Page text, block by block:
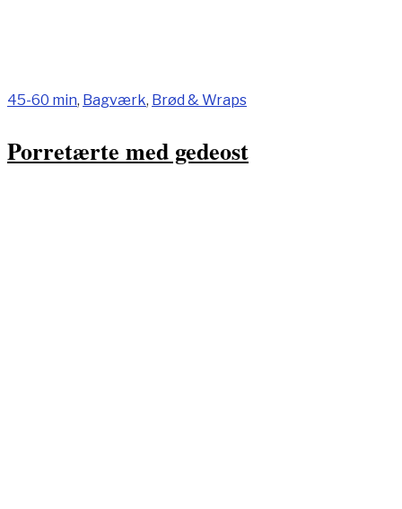
45-60 min, Bagværk, Brød & Wraps
Porretærte med gedeost